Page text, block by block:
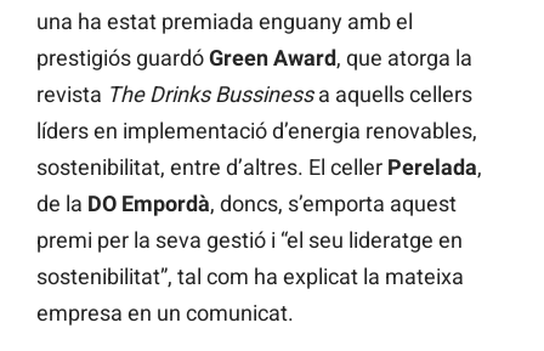
una ha estat premiada enguany amb el
prestigiós guardóGreen Award, que atorga la
revista The Drinks Bussinessa aquells cellers
líders en implementació d’energia renovables,
sostenibilitat, entre d’altres. El celler Perelada,
de la DO Empordà, doncs, s’emporta aquest
premi per la seva gestió i “el seu lideratge en
sostenibilitat”, tal com ha explicat la mateixa
empresa en un comunicat.